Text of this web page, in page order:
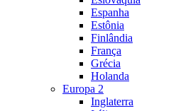
Espanha
Estônia
Finlândia
França
Grécia
Holanda
Europa 2
Inglaterra